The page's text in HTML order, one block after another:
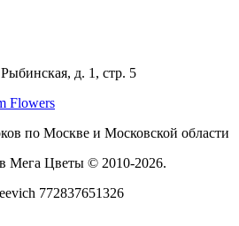
д. 1, стр. 5
по Москве и Московской области
Мега Цветы © 2010-2026.
772837651326